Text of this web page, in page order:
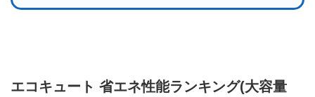
エコキュート 省エネ性能ランキング(大容量